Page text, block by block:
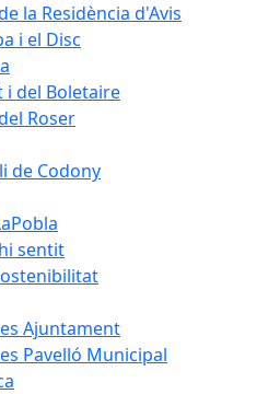
la Residència d'Avis
i el Disc
i del Boletaire
Roser
de Codony
sentit
Ajuntament
Pavelló Municipal